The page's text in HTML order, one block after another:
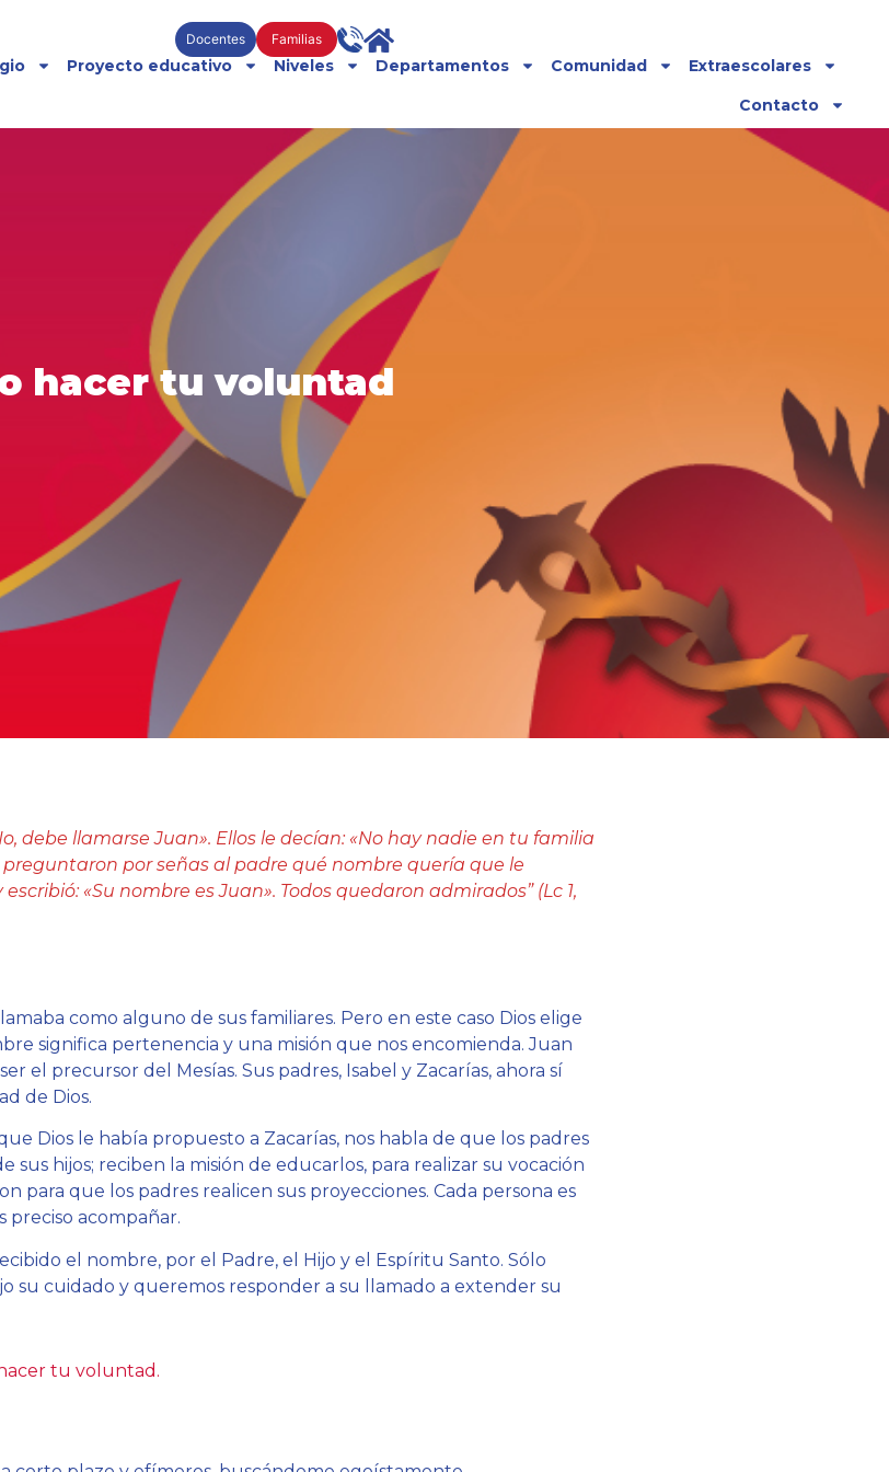
Docentes Familias
Proyecto educativo Niveles Departamentos Comunidad
Extraescolares
Contacto
hacer tu voluntad
debe llamarse Juan». Ellos le decían: «No hay nadie en tu familia
por señas al padre qué nombre quería que le
«Su nombre es Juan». Todos quedaron admirados” (Lc 1,
como alguno de sus familiares. Pero en este caso Dios elige
significa pertenencia y una misión que nos encomienda. Juan
el precursor del Mesías. Sus padres, Isabel y Zacarías, ahora sí
de Dios.
Dios le había propuesto a Zacarías, nos habla de que los padres
sus hijos; reciben la misión de educarlos, para realizar su vocación
para que los padres realicen sus proyecciones. Cada persona es
preciso acompañar.
el nombre, por el Padre, el Hijo y el Espíritu Santo. Sólo
su cuidado y queremos responder a su llamado a extender su
tu voluntad.